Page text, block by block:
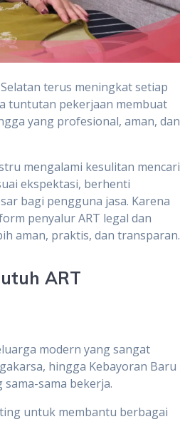
terus meningkat setiap
tuntutan pekerjaan membuat
yang profesional, aman, dan
mengalami kesulitan mencari
ekspektasi, berhenti
bagi pengguna jasa. Karena
penyalur ART legal dan
aman, praktis, dan transparan.
ART
modern yang sangat
hingga Kebayoran Baru
sama bekerja.
untuk membantu berbagai